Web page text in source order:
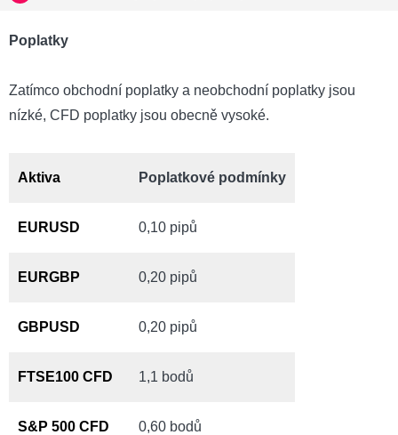
Poplatky
Zatímco obchodní poplatky a neobchodní poplatky jsou
nízké, CFD poplatky jsou obecně vysoké.
Aktiva Poplatkové podmínky
EURUSD 0,10 pipů
EURGBP 0,20 pipů
GBPUSD 0,20 pipů
FTSE100 CFD 1,1 bodů
S&P 500 CFD 0,60 bodů